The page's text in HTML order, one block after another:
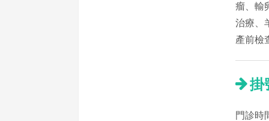
瘤、輸
治療、
產前檢
掛
門診時